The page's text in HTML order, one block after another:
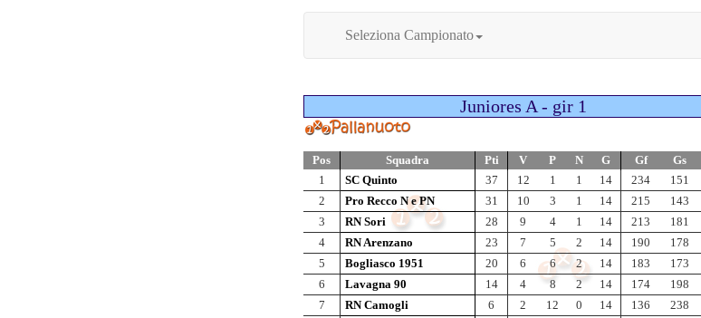
Seleziona Campionato
Juniores A - gir 1
Pos Squadra Pti V P N G Gf Gs
1
SC Quinto 37 12 1 1 14 234 151
2
Pro Recco N e PN 31 10 3 1 14 215 143
3
RN Sori 28 9 4 1 14 213 181
4
RN Arenzano 23 7 5 2 14 190 178
5
Bogliasco 1951 20 6 6 2 14 183 173
6
Lavagna 90 14 4 8 2 14 174 198
7
RN Camogli 6 2 12 0 14 136 238